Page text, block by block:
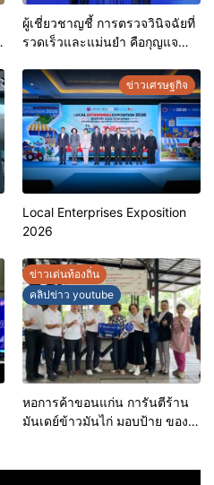
ผู้เชี่ยวชาญชี้ การตรวจวินิจฉัยที่
รวดเร็วและแม่นยำ คือกุญแจ
ประเทศไทย
ข่าวเศรษฐกิจ
Local Enterprises Exposition
2026
ข่าวเด่นท้องถิ่น
คลิปข่าว youtube
หอการค้าขอนแก่น การันตีร้าน
มันเดย์ข้าวมันไก่ มอบป้าย ของดี